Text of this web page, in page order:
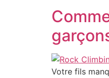
Votre fils